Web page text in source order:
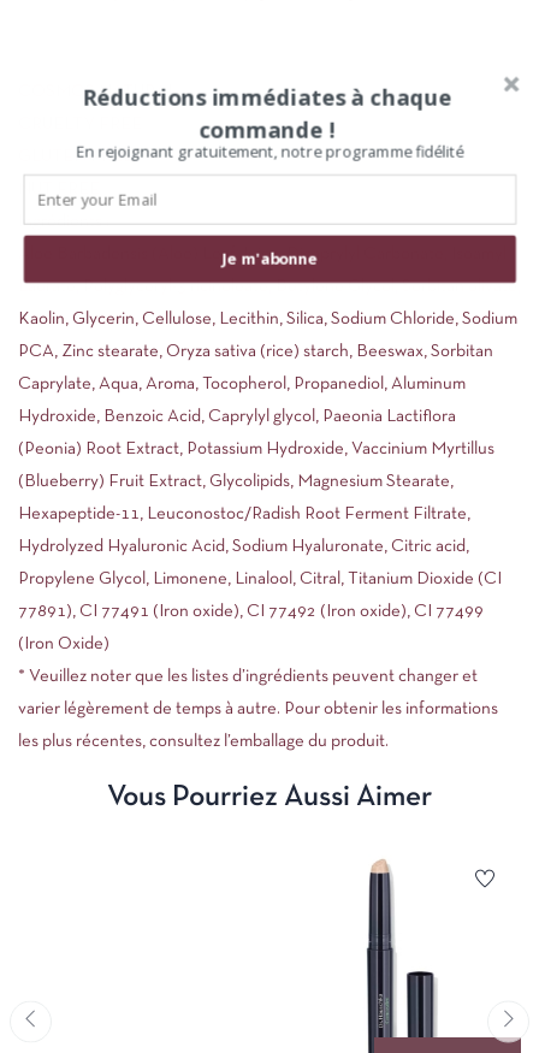
COSMOS NATURAL
GLUTEN FREE
Ingrédients :
Aloe Barbadensis (Aloe) Leaf Juice, Dicaprylyl Carbonate, Isoamyl
Laurate, Polyglyceryl-3 ricinoleate, Butylene Glycol, Sorbitan olivate,
Kaolin, Glycerin, Cellulose, Lecithin, Silica, Sodium Chloride, Sodium
PCA, Zinc stearate, Oryza sativa (rice) starch, Beeswax, Sorbitan
Caprylate, Aqua, Aroma, Tocopherol, Propanediol, Aluminum
Hydroxide, Benzoic Acid, Caprylyl glycol, Paeonia Lactiflora
(Peonia) Root Extract, Potassium Hydroxide, Vaccinium Myrtillus
(Blueberry) Fruit Extract, Glycolipids, Magnesium Stearate,
Hexapeptide-11, Leuconostoc/Radish Root Ferment Filtrate,
Hydrolyzed Hyaluronic Acid, Sodium Hyaluronate, Citric acid,
Propylene Glycol, Limonene, Linalool, Citral, Titanium Dioxide (CI
77891), CI 77491 (Iron oxide), CI 77492 (Iron oxide), CI 77499
(Iron Oxide)
* Veuillez noter que les listes d’ingrédients peuvent changer et
varier légèrement de temps à autre. Pour obtenir les informations
les plus récentes, consultez l’emballage du produit.
Vous Pourriez Aussi Aimer
Réductions immédiates à chaque
commande !
En rejoignant gratuitement, notre programme fidélité
Je m'abonne